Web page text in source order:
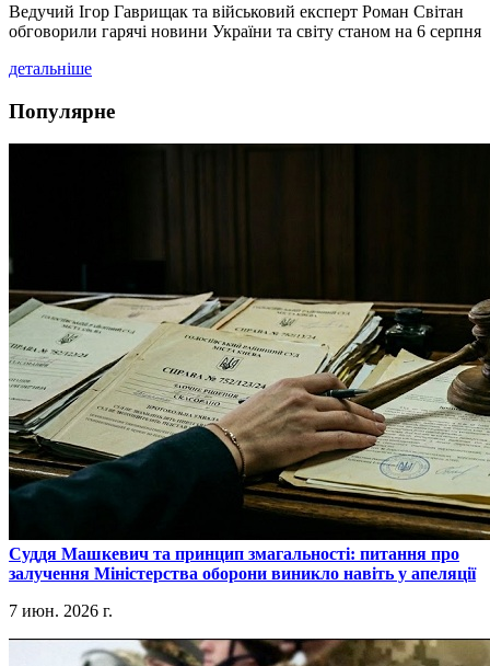
Ведучий Ігор Гаврищак та військовий експерт Роман Світан
обговорили гарячі новини України та світу станом на 6 серпня
детальніше
Популярне
​Суддя Машкевич та принцип змагальності: питання про
залучення Міністерства оборони виникло навіть у апеляції
7 июн. 2026 г.